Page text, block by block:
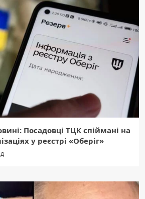
Посадовці ТЦК спіймані на
у реєстрі «Оберіг»